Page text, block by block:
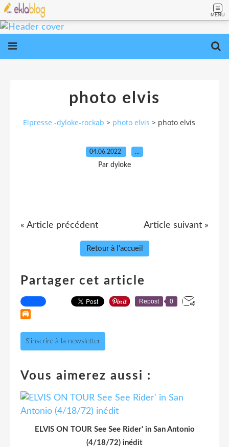
MENU
photo elvis
Elpresse -dyloke-rockab > photo elvis > photo elvis
04.06.2022 …
Par dyloke
« Article précédent Article suivant »
Retour à l'accueil
Partager cet article
Repost 0
S'inscrire à la newsletter
Vous aimerez aussi :
ELVIS ON TOUR See See Rider' in San Antonio
(4/18/72) inédit